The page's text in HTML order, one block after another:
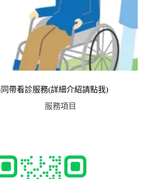
同帶看診服務(詳細介紹請點我)
服務項目